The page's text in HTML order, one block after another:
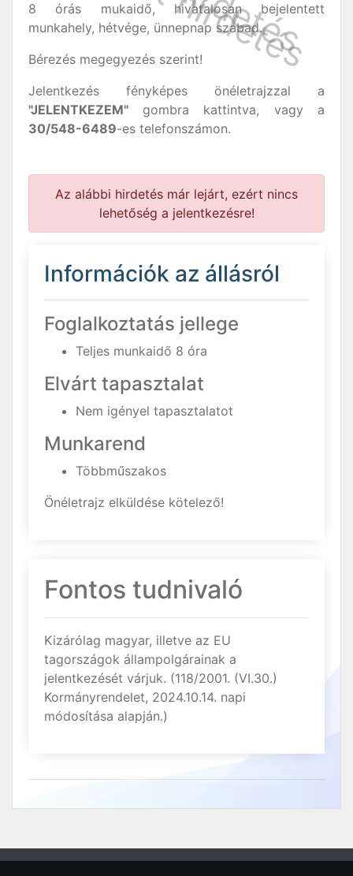
8 órás mukaidő, hivatalosan bejelentett
munkahely, hétvége, ünnepnap szabad.
Bérezés megegyezés szerint!
Jelentkezés fényképes önéletrajzzal a
"JELENTKEZEM" gombra kattintva, vagy a
30/548-6489-es telefonszámon.
Az alábbi hirdetés már lejárt, ezért nincs
lehetőség a jelentkezésre!
Információk az állásról
Foglalkoztatás jellege
Teljes munkaidő 8 óra
Elvárt tapasztalat
Nem igényel tapasztalatot
Munkarend
Többműszakos
Önéletrajz elküldése kötelező!
Fontos tudnivaló
Kizárólag magyar, illetve az EU
tagországok állampolgárainak a
jelentkezését várjuk. (118/2001. (VI.30.)
Kormányrendelet, 2024.10.14. napi
módosítása alapján.)